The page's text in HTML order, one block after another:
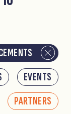
EVENTS
PARTNERS